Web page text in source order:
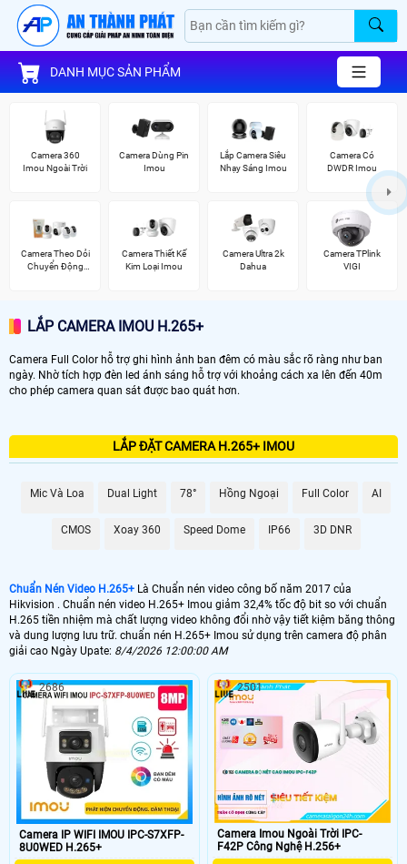
DANH MỤC SẢN PHẨM
Camera 360
Imou Ngoài Trời
Camera Dùng Pin
Imou
Lắp Camera Siêu
Nhạy Sáng Imou
Camera Có
DWDR Imou
Camera Theo Dỏi
Chuyển Động
Camera Thiết Kế
Kim Loại Imou
Camera Ultra 2k
Dahua
Camera TPlink
VIGI
LẮP CAMERA IMOU H.265+
Camera Full Color hỗ trợ ghi hình ảnh ban đêm có màu sắc rõ ràng như ban
ngày. Nhờ tích hợp đèn led ánh sáng hỗ trợ với khoảng cách xa lên đến 40m
cho phép camera quan sát được bao quát hơn.
LẮP ĐẶT CAMERA H.265+ IMOU
Mic Và Loa Dual Light 78° Hồng Ngoại Full Color AI
CMOS Xoay 360 Speed Dome IP66 3D DNR
Chuẩn Nén Video H.265+ Là Chuẩn nén video công bố năm 2017 của
Hikvision . Chuẩn nén video H.265+ Imou giảm 32,4% tốc độ bit so với chuẩn
H.265 tiền nhiệm mà chất lượng video không đổi nhờ vậy tiết kiệm băng thông
và dung lượng lưu trữ. chuẩn nén H.265+ Imou sử dụng trên camera độ phân
giải cao Ngày Upate: 8/4/2026 12:00:00 AM
Camera IP WIFI IMOU IPC-S7XFP-
8U0WED H.265+
2686
Camera Imou Ngoài Trời IPC-
F42P Công Nghệ H.256+
2501